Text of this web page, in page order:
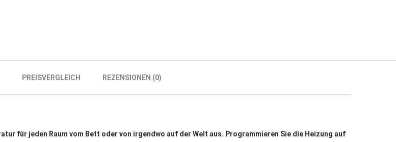
PREISVERGLEICH REZENSIONEN (0)
für jeden Raum vom Bett oder von irgendwo auf der Welt aus. Programmieren Sie die Heizung auf